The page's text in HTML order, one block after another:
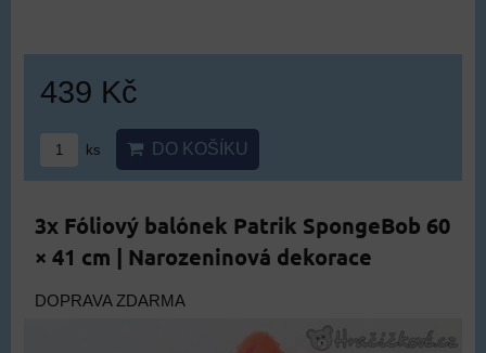
439 Kč
ks DO KOŠÍKU
3x Fóliový balónek Patrik SpongeBob 60
× 41 cm | Narozeninová dekorace
DOPRAVA ZDARMA